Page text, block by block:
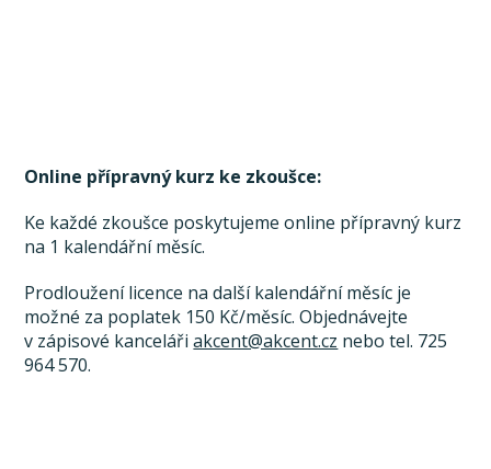
Online přípravný kurz ke zkoušce:
Ke každé zkoušce poskytujeme online přípravný kurz
na 1 kalendářní měsíc.
Prodloužení licence na další kalendářní měsíc je
možné za poplatek 150 Kč/měsíc. Objednávejte
v zápisové kancelářiakcent@akcent.cz nebo tel. 725
964 570.